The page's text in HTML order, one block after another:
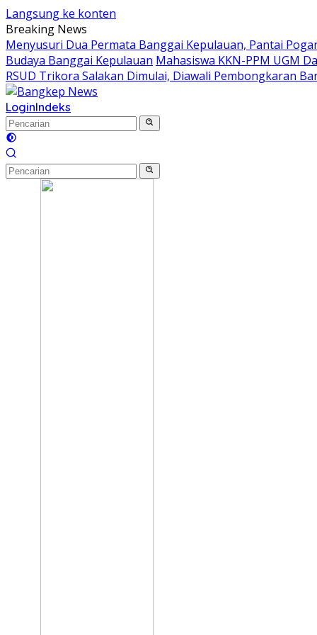
Langsung ke konten
Breaking News
Menyusuri Dua Permata Banggai Kepulauan, Pantai
Budaya Banggai Kepulauan Mahasiswa KKN-PPM UGM
RSUD Trikora Salakan Dimulai, Diawali Pembongkaran
LoginIndeks